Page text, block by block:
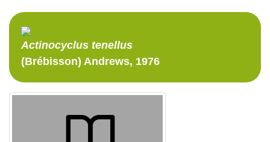
Actinocyclus tenellus
(Brébisson) Andrews, 1976